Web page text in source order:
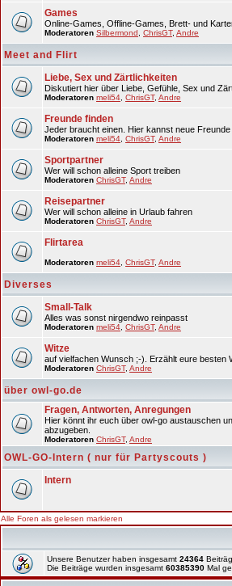
Games
Online-Games, Offline-Games, Brett- und
Moderatoren Silbermond ChrisGT, Andre
Meet and Flirt
Liebe, Sex und Zärtlichkeiten
Diskutiert hier über Liebe, Gefühle, Sex und
Moderatoren meli54 ChrisGT, Andre
Freunde finden
Jeder braucht einen. Hier kannst neue Freunde
Moderatoren meli54 ChrisGT, Andre
Sportpartner
Wer will schon alleine Sport treiben
Moderatoren ChrisGT, Andre
Reisepartner
Wer will schon alleine in Urlaub fahren
Moderatoren ChrisGT, Andre
Flirtarea
Moderatoren meli54 ChrisGT, Andre
Diverses
Small-Talk
Alles was sonst nirgendwo reinpasst
Moderatoren meli54 ChrisGT, Andre
Witze
auf vielfachen Wunsch ;-). Erzählt eure besten
Moderatoren ChrisGT, Andre
über owl-go.de
Fragen, Antworten, Anregungen
Hier könnt ihr euch über owl-go austauschen
abzugeben.
Moderatoren ChrisGT, Andre
OWL-GO-Intern ( nur für Partyscouts )
Intern
Alle Foren als gelesen markieren
Unsere Benutzer haben insgesamt 24364
Die Beiträge wurden insgesamt 60385390 Mal